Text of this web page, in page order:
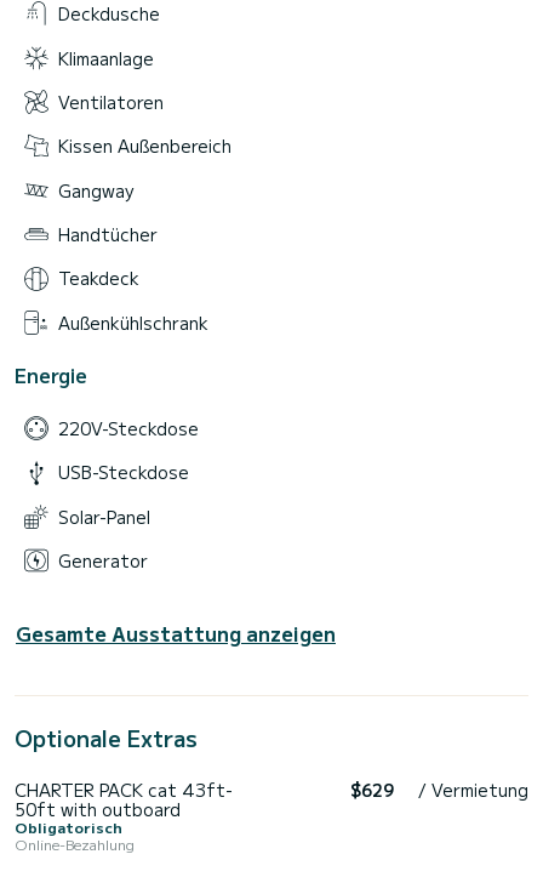
Deckdusche
Klimaanlage
Ventilatoren
Kissen Außenbereich
Gangway
Handtücher
Teakdeck
Außenkühlschrank
Energie
220V-Steckdose
USB-Steckdose
Solar-Panel
Generator
Gesamte Ausstattung anzeigen
Optionale Extras
CHARTER PACK cat 43ft-
50ft with outboard
Obligatorisch
Online-Bezahlung
$629 / Vermietung